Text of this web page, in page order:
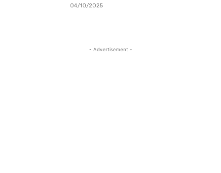
04/10/2025
- Advertisement -